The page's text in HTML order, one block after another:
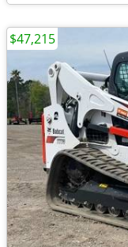
$47,215